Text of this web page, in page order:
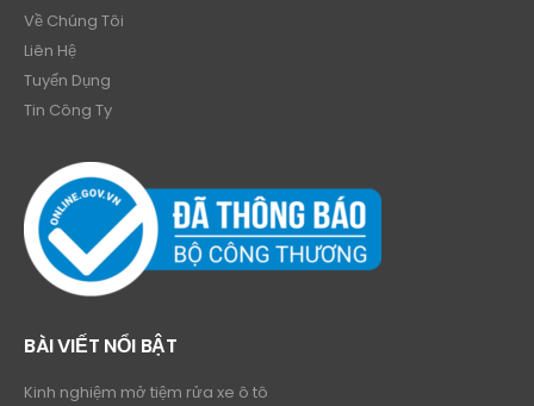
Về Chúng Tôi
Liên Hệ
Tuyển Dụng
Tin Công Ty
BÀI VIẾT NỔI BẬT
Kinh nghiệm mở tiệm rửa xe ô tô